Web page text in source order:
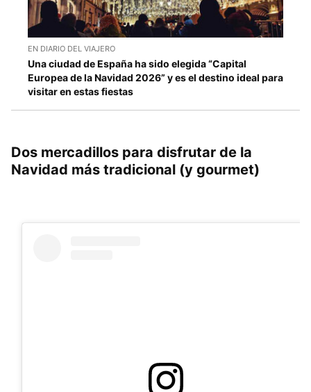
EN DIARIO DEL VIAJERO
Una ciudad de España ha sido elegida “Capital
Europea de la Navidad 2026” y es el destino ideal para
visitar en estas fiestas
Dos mercadillos para disfrutar de la
Navidad más tradicional (y gourmet)